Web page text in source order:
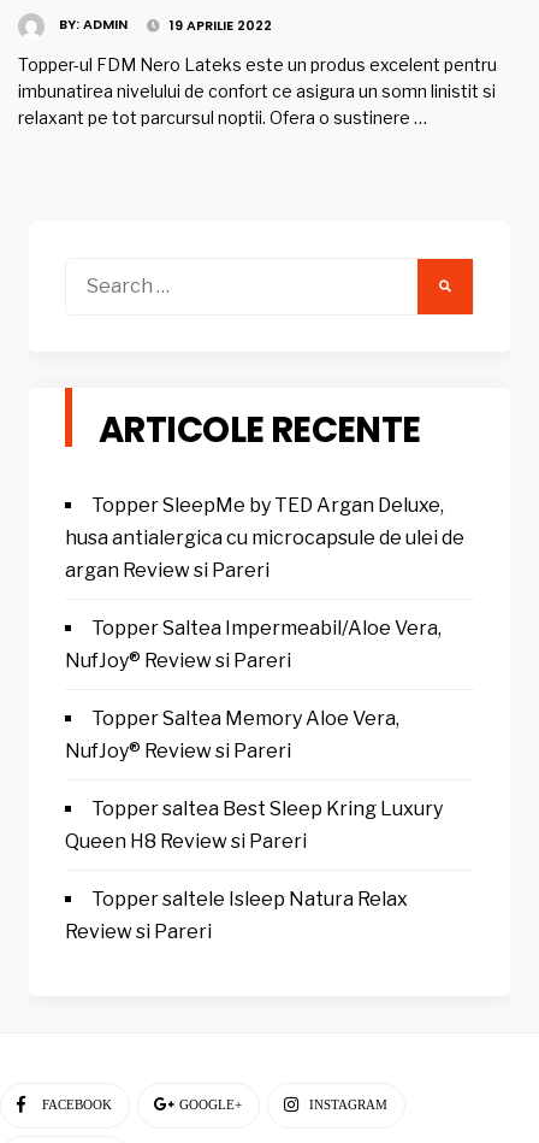
BY:ADMIN 19 APRILIE 2022
Topper-ul FDM Nero Lateks este un produs excelent pentru
imbunatirea nivelului de confort ce asigura un somn linistit si
relaxant pe tot parcursul noptii. Ofera o sustinere …
Search
ARTICOLE RECENTE
Topper SleepMe by TED Argan Deluxe,
husa antialergica cu microcapsule de ulei de
argan Review si Pareri
Topper Saltea Impermeabil/Aloe Vera,
NufJoy® Review si Pareri
Topper Saltea Memory Aloe Vera,
NufJoy® Review si Pareri
Topper saltea Best Sleep Kring Luxury
Queen H8 Review si Pareri
Topper saltele Isleep Natura Relax
Review si Pareri
FACEBOOK GOOGLE+ INSTAGRAM